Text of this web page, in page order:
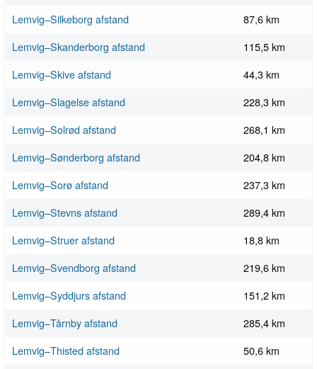
Lemvig–Silkeborg afstand
87,6 km
Lemvig–Skanderborg afstand
115,5 km
Lemvig–Skive afstand
44,3 km
Lemvig–Slagelse afstand
228,3 km
Lemvig–Solrød afstand
268,1 km
Lemvig–Sønderborg afstand
204,8 km
Lemvig–Sorø afstand
237,3 km
Lemvig–Stevns afstand
289,4 km
Lemvig–Struer afstand
18,8 km
Lemvig–Svendborg afstand
219,6 km
Lemvig–Syddjurs afstand
151,2 km
Lemvig–Tårnby afstand
285,4 km
Lemvig–Thisted afstand
50,6 km